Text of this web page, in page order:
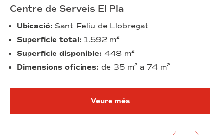
Centre de Serveis El Pla
Ubicació: Sant Feliu de Llobregat
Superfície total: 1.592 m²
Superfície disponible: 448 m²
Dimensions oficines: de 35 m² a 74 m²
Veure més